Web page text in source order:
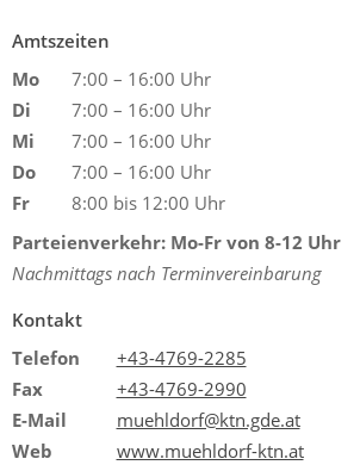
Amtszeiten
Mo
7:00 – 16:00 Uhr
Di
7:00 – 16:00 Uhr
Mi
7:00 – 16:00 Uhr
Do
7:00 – 16:00 Uhr
Fr
8:00 bis 12:00 Uhr
Parteienverkehr: Mo-Fr von 8-12 Uhr
Nachmittags nach Terminvereinbarung
Kontakt
Telefon
+43-4769-2285
Fax
+43-4769-2990
E-Mail
muehldorf@ktn.gde.at
Web
www.muehldorf-ktn.at